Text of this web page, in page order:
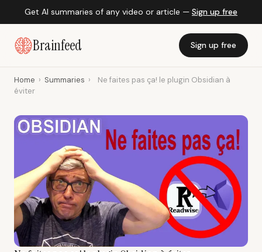
Get AI summaries of any video or article — Sign up free
Brainfeed Sign up free
Home › Summaries ›
Ne faites pas ça! le plugin Obsidian à
éviter